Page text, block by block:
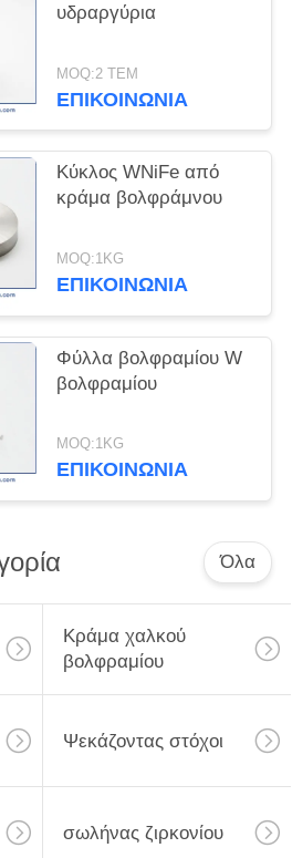
υδραργύρια
MOQ:2 ΤΕΜ
ΕΠΙΚΟΙΝΩΝΊΑ
Κύκλος WNiFe από
κράμα βολφράμνου
MOQ:1KG
ΕΠΙΚΟΙΝΩΝΊΑ
Φύλλα βολφραμίου W
βολφραμίου
MOQ:1KG
ΕΠΙΚΟΙΝΩΝΊΑ
Όλα
Κράμα χαλκού
βολφραμίου
Ψεκάζοντας στόχοι
σωλήνας ζιρκονίου